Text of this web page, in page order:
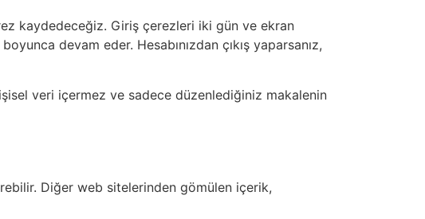
kaydedeceğiz. Giriş çerezleri iki gün ve ekran
devam eder. Hesabınızdan çıkış yaparsanız,
veri içermez ve sadece düzenlediğiniz makalenin
Diğer web sitelerinden gömülen içerik,